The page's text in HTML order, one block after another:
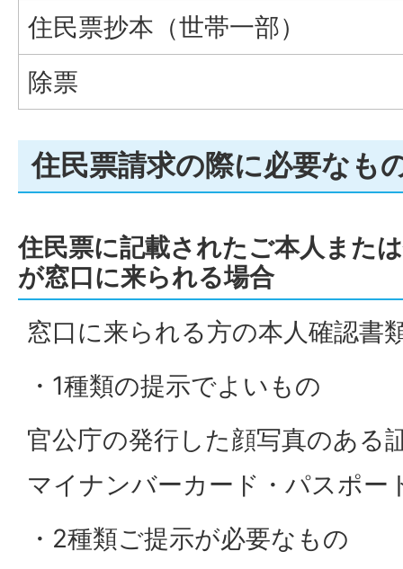
住民票抄本（世帯一部）
除票
住民票請求の際に必要なも
住民票に記載されたご本人また
が窓口に来られる場合
窓口に来られる方の本人確認書
・1種類の提示でよいもの
官公庁の発行した顔写真のある
マイナンバーカード・パスポー
・2種類ご提示が必要なもの